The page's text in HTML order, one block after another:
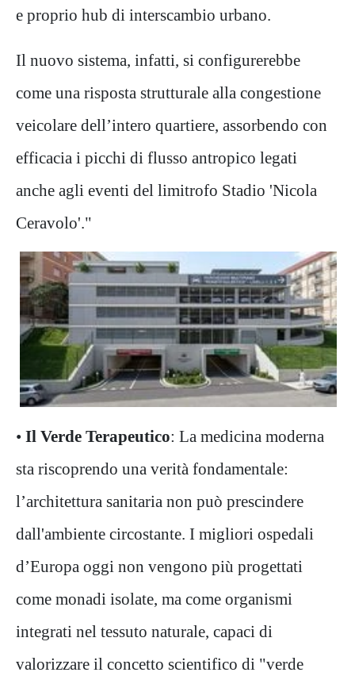
e proprio hub di interscambio urbano.
Il nuovo sistema, infatti, si configurerebbe
come una risposta strutturale alla congestione
veicolare dell’intero quartiere, assorbendo con
efficacia i picchi di flusso antropico legati
anche agli eventi del limitrofo Stadio 'Nicola
Ceravolo'."
• Il Verde Terapeutico: La medicina moderna
sta riscoprendo una verità fondamentale:
l’architettura sanitaria non può prescindere
dall'ambiente circostante. I migliori ospedali
d’Europa oggi non vengono più progettati
come monadi isolate, ma come organismi
integrati nel tessuto naturale, capaci di
valorizzare il concetto scientifico di "verde